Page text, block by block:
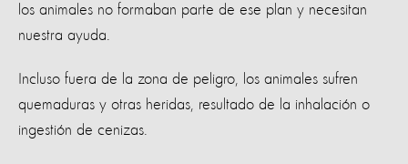
los animales no formaban parte de ese plan y necesitan
nuestra ayuda.
Incluso fuera de la zona de peligro, los animales sufren
quemaduras y otras heridas, resultado de la inhalación o
ingestión de cenizas.